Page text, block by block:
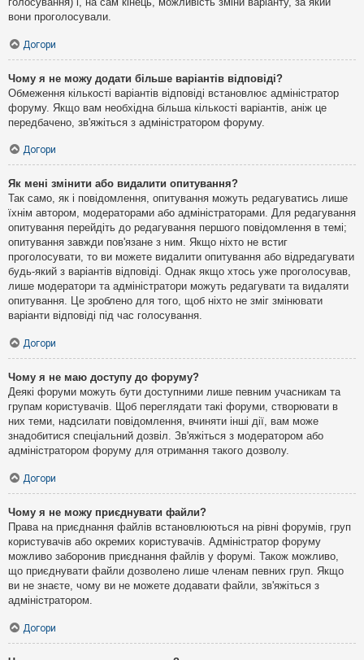
вони проголосували.
Догори
Чому я не можу додати більше варіантів відповіді?
Обмеження кількості варіантів відповіді встановлює адміністратор
форуму. Якщо вам необхідна більша кількості варіантів, аніж це
передбачено, зв'яжіться з адміністратором форуму.
Догори
Як мені змінити або видалити опитування?
Так само, як і повідомлення, опитування можуть редагуватись лише
їхнім автором, модераторами або адміністраторами. Для редагування
опитування перейдіть до редагування першого повідомлення в темі;
опитування завжди пов'язане з ним. Якщо ніхто не встиг
проголосувати, то ви можете видалити опитування або відредагувати
будь-який з варіантів відповіді. Однак якщо хтось уже проголосував,
лише модератори та адміністратори можуть редагувати та видаляти
опитування. Це зроблено для того, щоб ніхто не зміг змінювати
варіанти відповіді під час голосування.
Догори
Чому я не маю доступу до форуму?
Деякі форуми можуть бути доступними лише певним учасникам та
групам користувачів. Щоб переглядати такі форуми, створювати в
них теми, надсилати повідомлення, вчиняти інші дії, вам може
знадобитися спеціальний дозвіл. Зв'яжіться з модератором або
адміністратором форуму для отримання такого дозволу.
Догори
Чому я не можу приєднувати файли?
Права на приєднання файлів встановлюються на рівні форумів, груп
користувачів або окремих користувачів. Адміністратор форуму
можливо заборонив приєднання файлів у форумі. Також можливо,
що приєднувати файли дозволено лише членам певних груп. Якщо
ви не знаєте, чому ви не можете додавати файли, зв'яжіться з
адміністратором.
Догори